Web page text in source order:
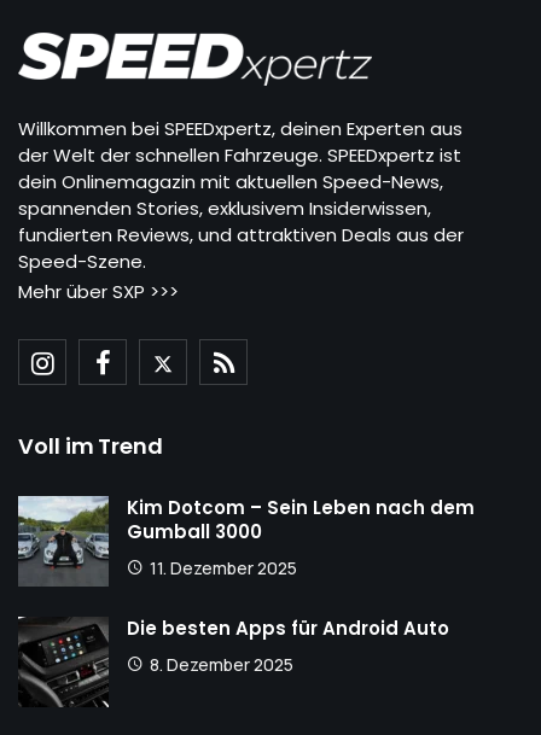
Willkommen bei SPEEDxpertz, deinen Experten aus
der Welt der schnellen Fahrzeuge. SPEEDxpertz ist
dein Onlinemagazin mit aktuellen Speed-News,
spannenden Stories, exklusivem Insiderwissen,
fundierten Reviews, und attraktiven Deals aus der
Speed-Szene.
Mehr über SXP >>>
Voll im Trend
Kim Dotcom – Sein Leben nach dem
Gumball 3000
11. Dezember 2025
Die besten Apps für Android Auto
8. Dezember 2025